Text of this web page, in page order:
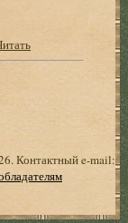
Контактный e-mail: